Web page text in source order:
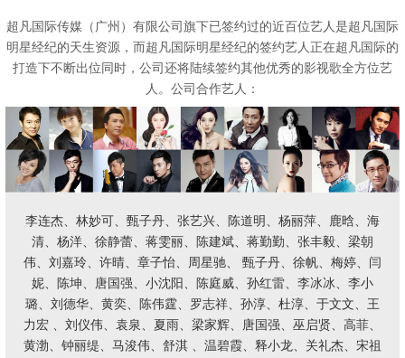
超凡国际传媒（广州）有限公司旗下已签约过的近百位艺人是超凡国际
明星经纪的天生资源，而超凡国际明星经纪的签约艺人正在超凡国际的
打造下不断出位同时，公司还将陆续签约其他优秀的影视歌全方位艺
人。公司合作艺人：
李连杰、林妙可、甄子丹、张艺兴、陈道明、杨丽萍、鹿晗、海
清、杨洋、徐静蕾、蒋雯丽、陈建斌、蒋勤勤、张丰毅、梁朝
伟、刘嘉玲、许晴、章子怡、周星驰、 甄子丹、徐帆、梅婷、闫
妮、陈坤、唐国强、小沈阳、陈庭威、孙红雷、李冰冰、李小
璐、刘德华、黄奕、陈伟霆、罗志祥、孙淳、杜淳、于文文、王
力宏 、刘仪伟、袁泉、夏雨、梁家辉、唐国强、巫启贤、高菲、
黄渤、钟丽缇、马浚伟、舒淇 、温碧霞、释小龙、关礼杰、宋祖